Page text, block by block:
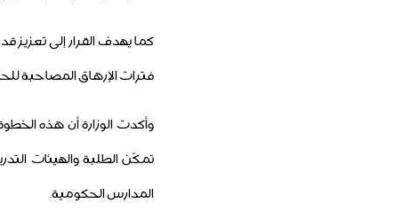
كما يهدف القرار إلى تعزيز
فترات الإرهاق المصاحبة
وأكدت الوزارة أن هذه
تمكّن الطلبة والهيئات
المدارس الحكومية.